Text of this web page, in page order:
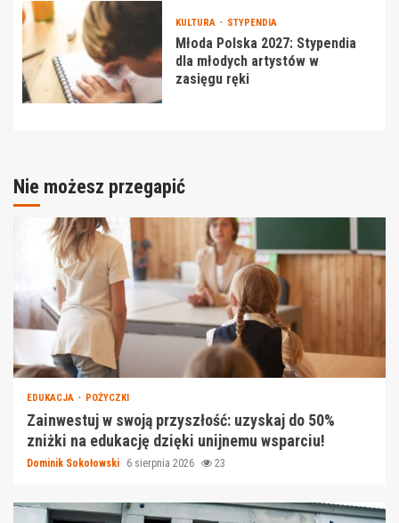
KULTURA STYPENDIA
Młoda Polska 2027: Stypendia
dla młodych artystów w
zasięgu ręki
Nie możesz przegapić
EDUKACJA POŻYCZKI
Zainwestuj w swoją przyszłość: uzyskaj do 50%
zniżki na edukację dzięki unijnemu wsparciu!
Dominik Sokołowski 6 sierpnia 2026 23